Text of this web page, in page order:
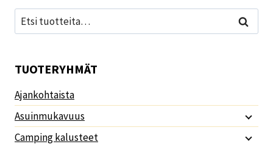
Etsi: Haku
TUOTERYHMÄT
Ajankohtaista
Asuinmukavuus
Camping kalusteet